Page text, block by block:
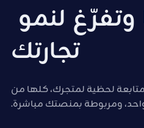
وتفرّغ لنمو
تجارتك
لحظية لمتجرك، كلها من
ومربوطة بمنصتك مباشرة.